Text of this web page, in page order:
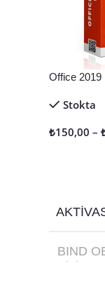
Office 2019
Stokta
₺150,00 –
BIND